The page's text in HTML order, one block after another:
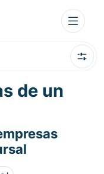
de un